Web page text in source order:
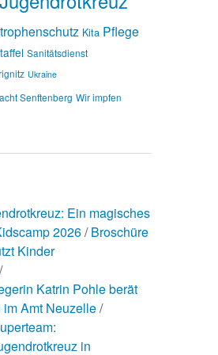
Kita Pflege
Sanitätsdienst
Ukraine
Senftenberg Wir impfen
Ein magisches
2026 Broschüre
Kinder
Katrin Pohle berät
im Amt Neuzelle
in